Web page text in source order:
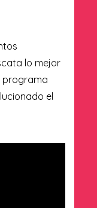
lo mejor
programa
el